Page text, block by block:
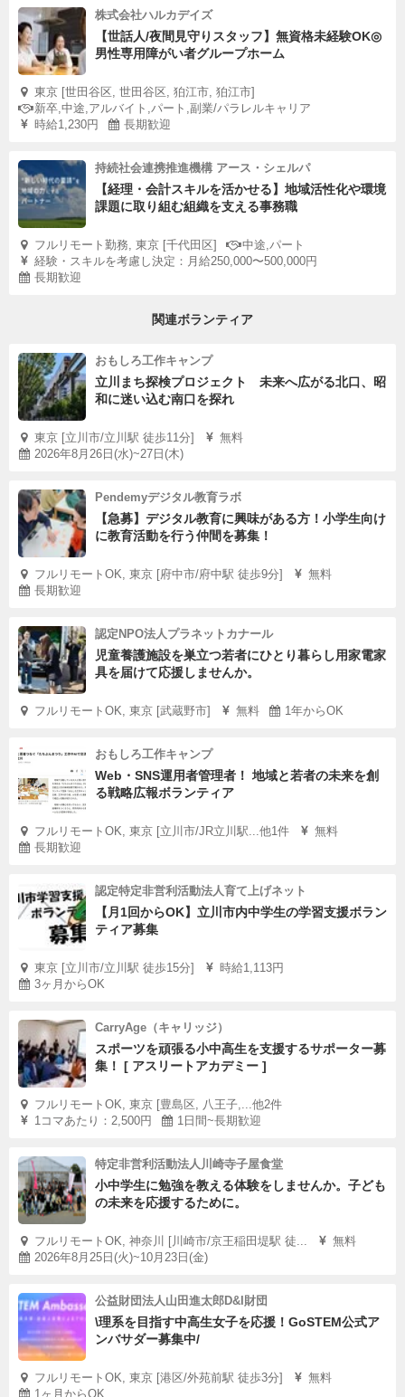
株式会社ハルカデイズ
【世話人/夜間見守りスタッフ】無資格未経験OK◎
男性専用障がい者グループホーム
東京 [世田谷区, 世田谷区, 狛江市, 狛江市]
新卒,中途,アルバイト,パート,副業/パラレルキャリア
時給1,230円
長期歓迎
持続社会連携推進機構 アース・シェルパ
【経理・会計スキルを活かせる】地域活性化や環境
課題に取り組む組織を支える事務職
フルリモート勤務, 東京 [千代田区]
中途,パート
経験・スキルを考慮し決定：月給250,000〜500,000円
長期歓迎
関連ボランティア
おもしろ工作キャンプ
立川まち探検プロジェクト 未来へ広がる北口、昭
和に迷い込む南口を探れ
東京 [立川市/立川駅 徒歩11分]
無料
2026年8月26日(水)~27日(木)
Pendemyデジタル教育ラボ
【急募】デジタル教育に興味がある方！小学生向け
に教育活動を行う仲間を募集！
フルリモートOK, 東京 [府中市/府中駅 徒歩9分]
無料
長期歓迎
認定NPO法人プラネットカナール
児童養護施設を巣立つ若者にひとり暮らし用家電家
具を届けて応援しませんか。
フルリモートOK, 東京 [武蔵野市] 無料 1年からOK
おもしろ工作キャンプ
Web・SNS運用者管理者！ 地域と若者の未来を創
る戦略広報ボランティア
フルリモートOK, 東京 [立川市/JR立川駅...他1件
無料
長期歓迎
認定特定非営利活動法人育て上げネット
【月1回からOK】立川市内中学生の学習支援ボラン
ティア募集
東京 [立川市/立川駅 徒歩15分]
時給1,113円
3ヶ月からOK
CarryAge（キャリッジ）
スポーツを頑張る小中高生を支援するサポーター募
集！ [ アスリートアカデミー ]
フルリモートOK, 東京 [豊島区, 八王子,...他2件
1コマあたり：2,500円
1日間~長期歓迎
特定非営利活動法人川崎寺子屋食堂
小中学生に勉強を教える体験をしませんか。子ども
の未来を応援するために。
フルリモートOK, 神奈川 [川崎市/京王稲田堤駅 徒...
無料
2026年8月25日(火)~10月23日(金)
公益財団法人山田進太郎D&I財団
\理系を目指す中高生女子を応援！GoSTEM公式ア
ンバサダー募集中/
フルリモートOK, 東京 [港区/外苑前駅 徒歩3分]
無料
1ヶ月からOK